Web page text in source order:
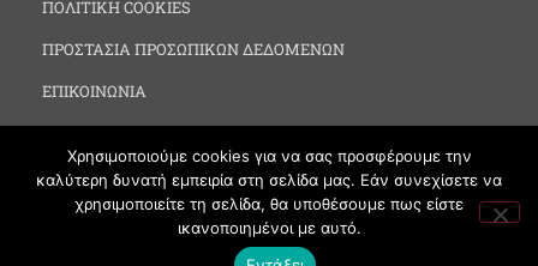
ΠΟΛΙΤΙΚΗ COOKIES
ΠΡΟΣΤΑΣΙΑ ΠΡΟΣΩΠΙΚΩΝ ΔΕΔΟΜΕΝΩΝ
ΕΠΙΚΟΙΝΩΝΙΑ
VIPNEWS.GR © 2019 All Rights Reserved by Vipnews
Χρησιμοποιούμε cookies για να σας προσφέρουμε την
καλύτερη δυνατή εμπειρία στη σελίδα μας. Εάν συνεχίσετε να
χρησιμοποιείτε τη σελίδα, θα υποθέσουμε πως είστε
ικανοποιημένοι με αυτό.